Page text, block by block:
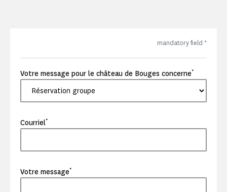
mandatory field *
Votre message pour le château de Bouges concerne*
Courriel*
Votre message*